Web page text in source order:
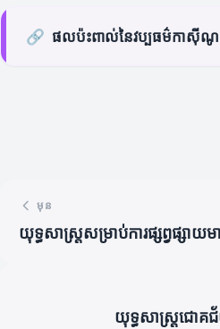
🔗 ផលប៉ះពាល់នៃវប្បធម៌កាស៊ីណូ
មុន
យុទ្ធសាស្ត្រសម្រាប់ការផ្សព្វផ្សាយ
យុទ្ធសាស្ត្រជោ